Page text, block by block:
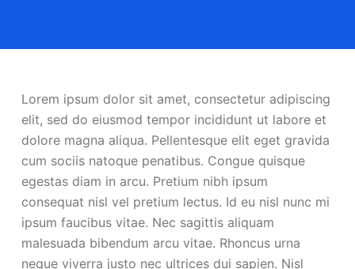
Lorem ipsum dolor sit amet, consectetur adipiscing
elit, sed do eiusmod tempor incididunt ut labore et
dolore magna aliqua. Pellentesque elit eget gravida
cum sociis natoque penatibus. Congue quisque
egestas diam in arcu. Pretium nibh ipsum
consequat nisl vel pretium lectus. Id eu nisl nunc mi
ipsum faucibus vitae. Nec sagittis aliquam
malesuada bibendum arcu vitae. Rhoncus urna
neque viverra justo nec ultrices dui sapien. Nisl